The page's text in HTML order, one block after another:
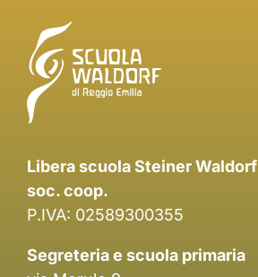
Libera scuola Steiner Waldorf
soc. coop.
P.IVA: 02589300355
Segreteria e scuola primaria